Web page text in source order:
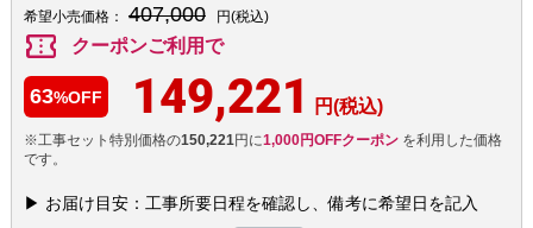
希望小売価格： 407,000 円(税込)
confirmation_number クーポンご利用で
63%OFF 149,221 円(税込)
※工事セット特別価格の150,221円に1,000円OFFクーポンを利用した価格
です。
▶ お届け目安：工事所要日程を確認し、備考に希望日を記入